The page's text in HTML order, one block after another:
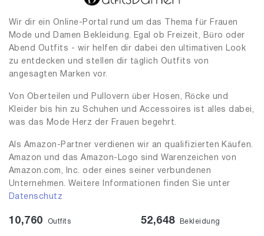
Wir dir ein Online-Portal rund um das Thema für Frauen
Mode und Damen Bekleidung. Egal ob Freizeit, Büro oder
Abend Outfits - wir helfen dir dabei den ultimativen Look
zu entdecken und stellen dir täglich Outfits von
angesagten Marken vor.
Von Oberteilen und Pullovern über Hosen, Röcke und
Kleider bis hin zu Schuhen und Accessoires ist alles dabei,
was das Mode Herz der Frauen begehrt.
Als Amazon-Partner verdienen wir an qualifizierten Käufen.
Amazon und das Amazon-Logo sind Warenzeichen von
Amazon.com, Inc. oder eines seiner verbundenen
Unternehmen. Weitere Informationen finden Sie unter
Datenschutz
10,760 Outfits 52,648 Bekleidung